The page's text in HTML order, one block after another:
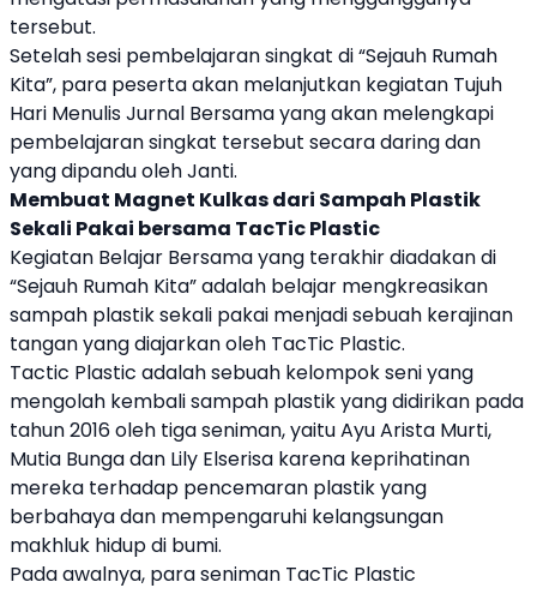
tersebut.
Setelah sesi pembelajaran singkat di “Sejauh Rumah
Kita”, para peserta akan melanjutkan kegiatan Tujuh
Hari Menulis Jurnal Bersama yang akan melengkapi
pembelajaran singkat tersebut secara daring dan
yang dipandu oleh Janti.
Membuat Magnet Kulkas dari Sampah Plastik
Sekali Pakai bersama TacTic Plastic
Kegiatan Belajar Bersama yang terakhir diadakan di
“Sejauh Rumah Kita” adalah belajar mengkreasikan
sampah plastik sekali pakai menjadi sebuah kerajinan
tangan yang diajarkan oleh TacTic Plastic.
Tactic Plastic adalah sebuah kelompok seni yang
mengolah kembali sampah plastik yang didirikan pada
tahun 2016 oleh tiga seniman, yaitu Ayu Arista Murti,
Mutia Bunga dan Lily Elserisa karena keprihatinan
mereka terhadap pencemaran plastik yang
berbahaya dan mempengaruhi kelangsungan
makhluk hidup di bumi.
Pada awalnya, para seniman TacTic Plastic